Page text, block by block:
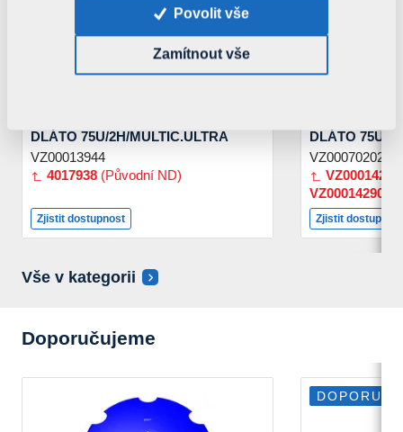
DLÁTO 75U/2H/MULTIC.ULTRA
VZ00013944
4017938 (Původní ND)
Zjistit dostupnost
DLÁTO 75U/
VZ00070202
VZ00014290
Zjistit
Vše v kategorii
Doporučujeme
Povolit vše
Zamítnout vše